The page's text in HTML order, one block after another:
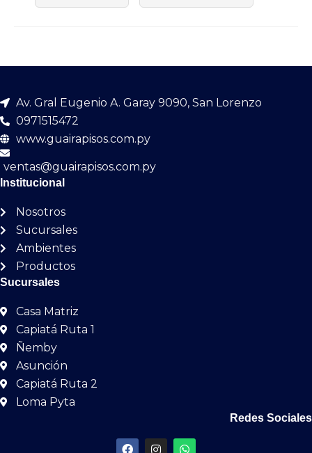
Av. Gral Eugenio A. Garay 9090, San Lorenzo
0971515472
www.guairapisos.com.py
ventas@guairapisos.com.py
Institucional
Nosotros
Sucursales
Ambientes
Productos
Sucursales
Casa Matriz
Capiatá Ruta 1
Ñemby
Asunción
Capiatá Ruta 2
Loma Pyta
Redes Sociales
F
I
W